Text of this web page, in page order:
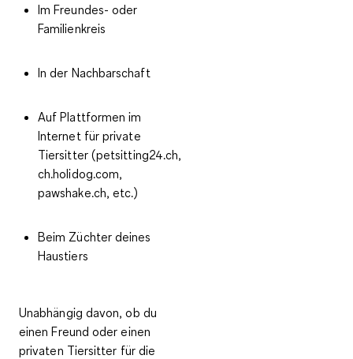
Im Freundes- oder
Familienkreis
In der Nachbarschaft
Auf Plattformen im
Internet für private
Tiersitter (petsitting24.ch,
ch.holidog.com,
pawshake.ch, etc.)
Beim Züchter deines
Haustiers
Unabhängig davon, ob du
einen Freund oder einen
privaten Tiersitter für die